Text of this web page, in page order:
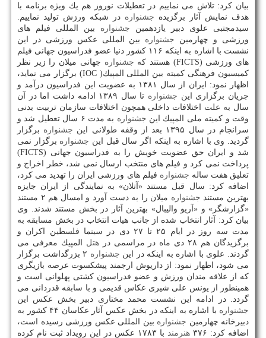
بیان كرد: تلاش می نماییم در تعطیلات نوروز هم یك ویژه برنامه با
هدف نمایش آثار برگزیده جشنواره در شبكه ورزش تولید نماییم.
سیدمجتبی علوی دبیر یازدهمین جشنواره بین المللی فیلم های
ورزشی و چهارمین جشنواره بین المللی عكس ورزشی در این
نشست با اشاره به اینكه ۱۱۶ كشور دنیا عضو فدراسیون جهانی فیلم
های ورزشی (FICTS) هستند كه
جشنواره جهانی میلان را زیر نظر
كمیسیون فرهنگی كمیته بین المللی المپیك( IOC) برگزار می نماید،
اظهار نمود: ایران از سال ۱۳۸۱ به عضویت این فدراسیون درآمد و
جریان برگزاری این جشنواره
تا سال ۱۳۸۹ ادامه داشت اما در آن
سال به علت اختلافات داخلی همچون اختلافات سازمان تربیت بدنی
وقت و كمیته ملی المپیك این جشنواره
به مدت ۶ سال تعطیل شد و
سرانجام در سال ۱۳۹۵ بعد از وقفه طولانی این
جشنواره برگزار
گردید. وی با اشاره به اینكه اگر سال قبل این جشنواره برگزار نمی
شد و ایران حق عضویت خویش را به فدراسیون جهانی (FICTS)
پرداخت نمی كرد و فیلم های منتخب ارسال نمی شد، خطر اخراج و
تعلیق هفت ساله جشنواره فیلم های ورزشی ایران را تهدید می كرد،
اضافه كرد: سال قبل مستند «آتلان» به نمایندگی از ایران جایزه
بهترین مستند جشنواره
میلان را به دست آورد و امسال هم ۲ مستند
«گزارشگر» و «آریو والیبال» بهترین آثار در بخش مستند شدند. وی
بیان كرد: آثار انتخاب شده از جانب هیات انتخاب در بخش مسابقه به
مدت سه روز در ایام ۲۵ تا ۲۷ دی در سینما فلسطین اكران و
برگزیدگان هم ۲۸ دی ماه در مراسمی در
هتل المپیك معرفی می
گردند. علوی با اشاره به اینكه در این جشنواره
۲ بزرگداشت برگزار
می شود، اظهار نمود: از داریوش ارجمند پیشكسوت عرصه بازیگری
كه از علاقه مندان ورزش و عضو فدراسیون كشتی پهلوانی است و
همینطور از یونس علی شیری عكاس قدیمی و با سابقه قدردانی می
گردد. در ادامه این نشست محمد مختاری دبیر بخش عكس این
جشنواره
با اشاره به اینكه در بخش عكس آثار عكاسان ۴۴ كشور به
دبیرخانه چهارمین جشنواره بین المللی عكس ورزشی رسیده است،
اضافه كرد: ۳۷۶
هنرمند
با ۱۷۸۳ عكس در این رویداد ثبت نام كرده